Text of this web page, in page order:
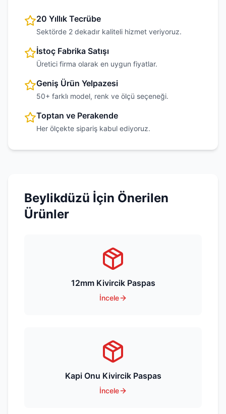
20 Yıllık Tecrübe
Sektörde 2 dekadır kaliteli hizmet veriyoruz.
İstoç Fabrika Satışı
Üretici firma olarak en uygun fiyatlar.
Geniş Ürün Yelpazesi
50+ farklı model, renk ve ölçü seçeneği.
Toptan ve Perakende
Her ölçekte sipariş kabul ediyoruz.
Beylikdüzü İçin Önerilen
Ürünler
12mm Kivircik Paspas
İncele
Kapi Onu Kivircik Paspas
İncele